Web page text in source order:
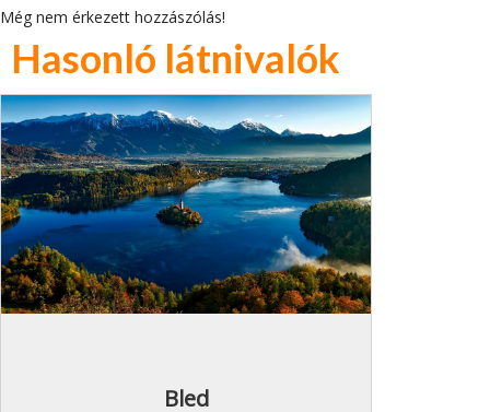
Még nem érkezett hozzászólás!
Hasonló látnivalók
Bled